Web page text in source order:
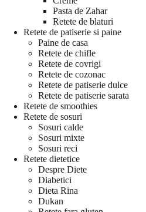
Pasta de Zahar
Retete de blaturi
Retete de patiserie si paine
Paine de casa
Retete de chifle
Retete de covrigi
Retete de cozonac
Retete de patiserie dulce
Retete de patiserie sarata
Retete de smoothies
Retete de sosuri
Sosuri calde
Sosuri mixte
Sosuri reci
Retete dietetice
Despre Diete
Diabetici
Dieta Rina
Dukan